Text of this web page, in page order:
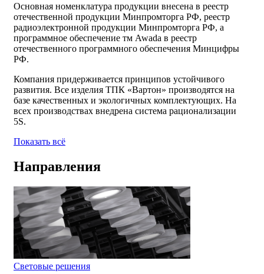
Основная номенклатура продукции внесена в реестр
отечественной продукции Минпромторга РФ, реестр
радиоэлектронной продукции Минпромторга РФ, а
программное обеспечение тм Awada в реестр
отечественного программного обеспечения Минцифры
РФ.
Компания придерживается принципов устойчивого
развития. Все изделия ТПК «Вартон» производятся на
базе качественных и экологичных комплектующих. На
всех производствах внедрена система рационализации
5S.
Показать всё
Направления
Световые решения